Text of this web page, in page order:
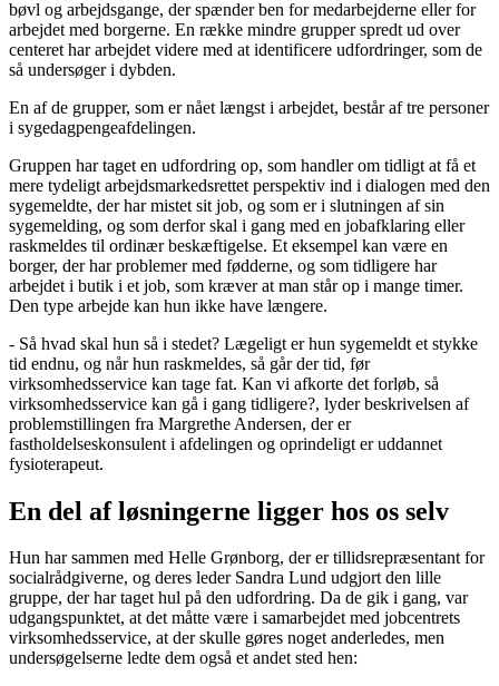
bøvl og arbejdsgange, der spænder ben for medarbejderne eller for
arbejdet med borgerne. En række mindre grupper spredt ud over
centeret har arbejdet videre med at identificere udfordringer, som de
så undersøger i dybden.
En af de grupper, som er nået længst i arbejdet, består af tre personer
i sygedagpengeafdelingen.
Gruppen har taget en udfordring op, som handler om tidligt at få et
mere tydeligt arbejdsmarkedsrettet perspektiv ind i dialogen med den
sygemeldte, der har mistet sit job, og som er i slutningen af sin
sygemelding, og som derfor skal i gang med en jobafklaring eller
raskmeldes til ordinær beskæftigelse. Et eksempel kan være en
borger, der har problemer med fødderne, og som tidligere har
arbejdet i butik i et job, som kræver at man står op i mange timer.
Den type arbejde kan hun ikke have længere.
- Så hvad skal hun så i stedet? Lægeligt er hun sygemeldt et stykke
tid endnu, og når hun raskmeldes, så går der tid, før
virksomhedsservice kan tage fat. Kan vi afkorte det forløb, så
virksomhedsservice kan gå i gang tidligere?, lyder beskrivelsen af
problemstillingen fra Margrethe Andersen, der er
fastholdelseskonsulent i afdelingen og oprindeligt er uddannet
fysioterapeut.
En del af løsningerne ligger hos os selv
Hun har sammen med Helle Grønborg, der er tillidsrepræsentant for
socialrådgiverne, og deres leder Sandra Lund udgjort den lille
gruppe, der har taget hul på den udfordring. Da de gik i gang, var
udgangspunktet, at det måtte være i samarbejdet med jobcentrets
virksomhedsservice, at der skulle gøres noget anderledes, men
undersøgelserne ledte dem også et andet sted hen: